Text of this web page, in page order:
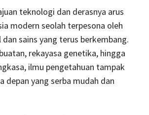
teknologi dan derasnya arus
modern seolah terpesona oleh
sains yang terus berkembang.
rekayasa genetika, hingga
ilmu pengetahuan tampak
depan yang serba mudah dan